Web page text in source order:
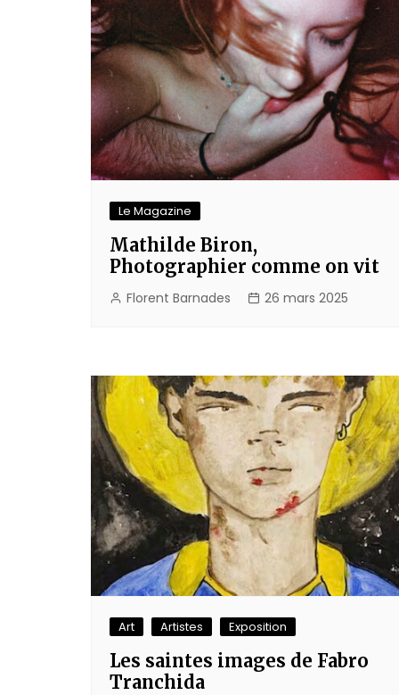
Le Magazine
Mathilde Biron,
Photographier comme on vit
Florent Barnades 26 mars 2025
Art Artistes Exposition
Les saintes images de Fabro
Tranchida